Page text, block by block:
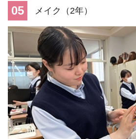
05 メイク（2年）